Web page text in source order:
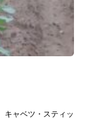
ャベツ・スティッ